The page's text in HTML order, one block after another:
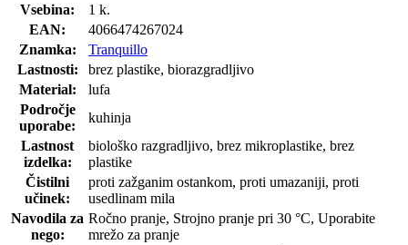
Vsebina:
1 k.
EAN:
4066474267024
Znamka:
Tranquillo
Lastnosti:
brez plastike, biorazgradljivo
Material:
lufa
Področje
uporabe:
kuhinja
Lastnost
izdelka:
biološko razgradljivo, brez mikroplastike, brez
plastike
Čistilni
učinek:
proti zažganim ostankom, proti umazaniji, proti
usedlinam mila
Navodila za
nego:
Ročno pranje, Strojno pranje pri 30 °C, Uporabite
mrežo za pranje